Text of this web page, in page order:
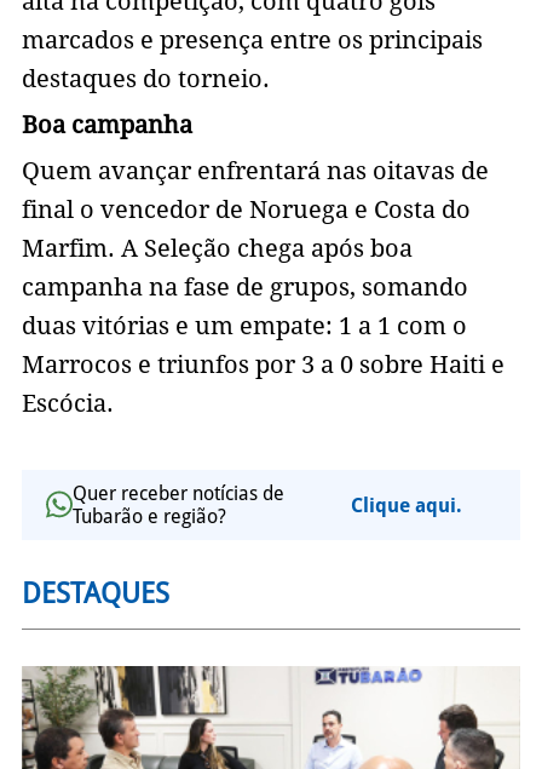
marcados e presença entre os principais
destaques do torneio.
Boa campanha
Quem avançar enfrentará nas oitavas de
final o vencedor de Noruega e Costa do
Marfim. A Seleção chega após boa
campanha na fase de grupos, somando
duas vitórias e um empate: 1 a 1 com o
Marrocos e triunfos por 3 a 0 sobre Haiti e
Escócia.
Quer receber notícias de
Tubarão e região?
Clique aqui.
DESTAQUES